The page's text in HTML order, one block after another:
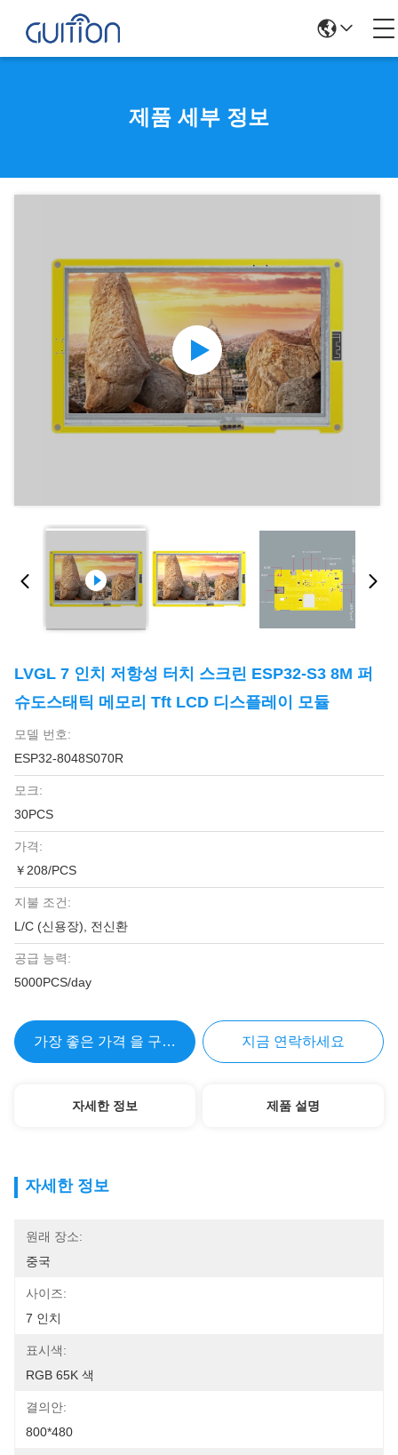
제품 세부 정보
LVGL 7 인치 저항성 터치 스크린 ESP32-S3 8M 퍼
슈도스태틱 메모리 Tft LCD 디스플레이 모듈
모델 번호:
ESP32-8048S070R
모크:
30PCS
가격:
￥208/PCS
지불 조건:
L/C (신용장), 전신환
공급 능력:
5000PCS/day
가장 좋은 가격 을 구하라 지금 연락하세요
자세한 정보 제품 설명
자세한 정보
원래 장소:
중국
사이즈:
7 인치
표시색:
RGB 65K 색
결의안:
800*480